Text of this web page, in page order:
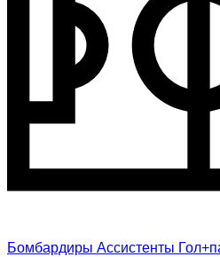
Бомбардиры Ассистенты